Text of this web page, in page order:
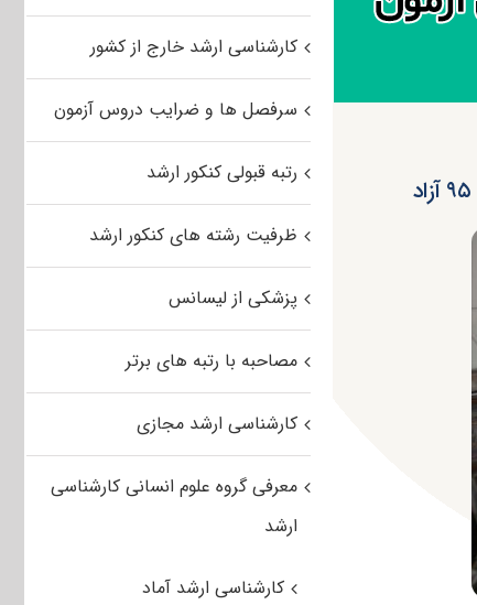
کارشناسی ارشد خارج از کشور
سرفصل ها و ضرایب دروس آزمون
رتبه قبولی کنکور ارشد
ظرفیت رشته های کنکور ارشد
پزشکی از لیسانس
مصاحبه با رتبه های برتر
کارشناسی ارشد مجازی
معرفی گروه علوم انسانی کارشناسی
ارشد
کارشناسی ارشد آماد